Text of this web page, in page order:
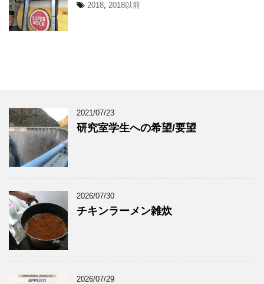
2018, 2018以前
2021/07/23
研究室学生への希望/要望
2026/07/30
チキンラーメン雑炊
2026/07/29